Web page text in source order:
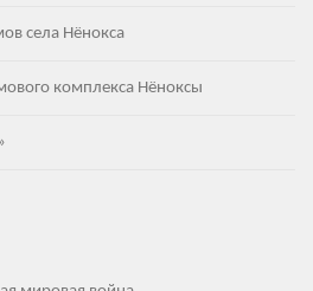
села Нёнокса
комплекса Нёноксы